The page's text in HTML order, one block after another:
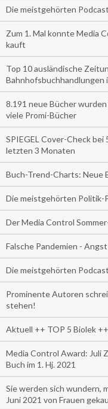
Die meistgehörten
Zum 1. Mal konnte Media
kauft
Top 10 ausländische
Bahnhofsbuchhandlungen
8.191 neue Bücher
viele Promi-Bücher
SPIEGEL Cover-Check
letzten 3 Monaten
Buch-Trend-Charts: Neue
Die meistgehörten Politik-
Der Media Control
Falsche Pandemien -
Die meistgehörten
Prominente Autoren
stehen!
Aktuell ++ TOP 5 Biolek
Media Control Award: Juli
Buch im 1. Hj. 2021
Sie werden sich wundern,
Juni 2021 von Frauen